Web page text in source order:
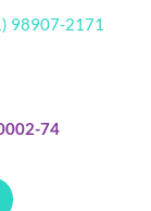
98907-2171
74